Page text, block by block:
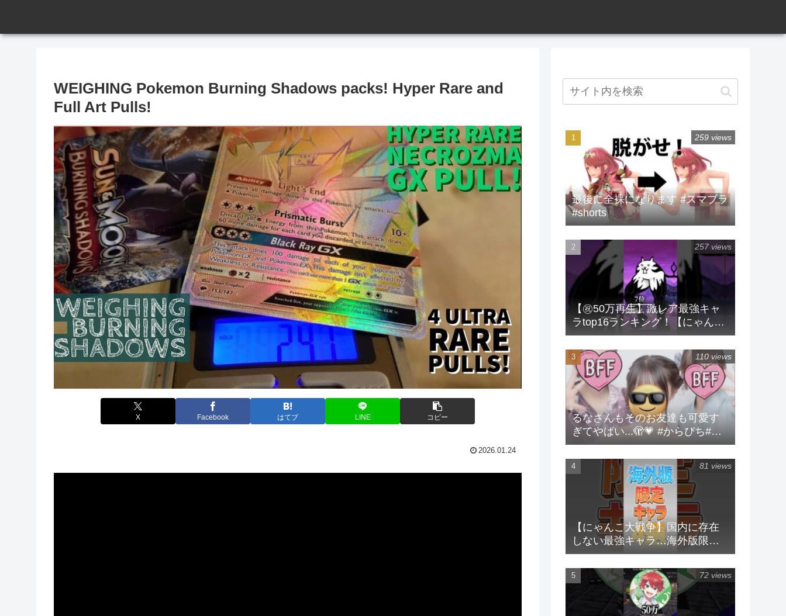
WEIGHING Pokemon Burning Shadows packs! Hyper Rare and
Full Art Pulls!
X Facebook はてブ LINE コピー
2026.01.24
最後に全裸になります #スマブラ
#shorts
259 views
【㊗️50万再生】激レア最強キャ
ラtop16ランキング！【にゃんこ
大戦争】 #にゃんこ大戦争 #ラン
キング #shorts #激レア
257 views
るなさんもそのお友達も可愛す
ぎてやばい...🫣💗 #からぴち#る
な#実写
110 views
【にゃんこ大戦争】国内に存在
しない最強キャラ…海外版限定
キャラ4選！！【にゃんこ大戦争
ゆっくり解説】#shorts
81 views
72 views